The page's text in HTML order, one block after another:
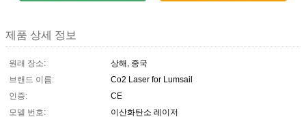
제품 상세 정보
원래 장소:
상해, 중국
브랜드 이름:
Co2 Laser for Lumsail
인증:
CE
모델 번호:
이산화탄소 레이저